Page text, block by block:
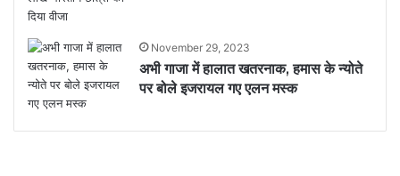
November 29, 2023
अभी गाजा में हालात खतरनाक, हमास के न्योते
पर बोले इजरायल गए एलन मस्क